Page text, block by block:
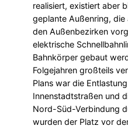
realisiert, existiert aber
geplante Außenring,
den Außenbezirken
elektrische
Bahnkörper gebaut
Folgejahren großteils
Plans war die
Innenstadtstraßen und
Nord-Süd-Verbindung
wurden der Platz vor